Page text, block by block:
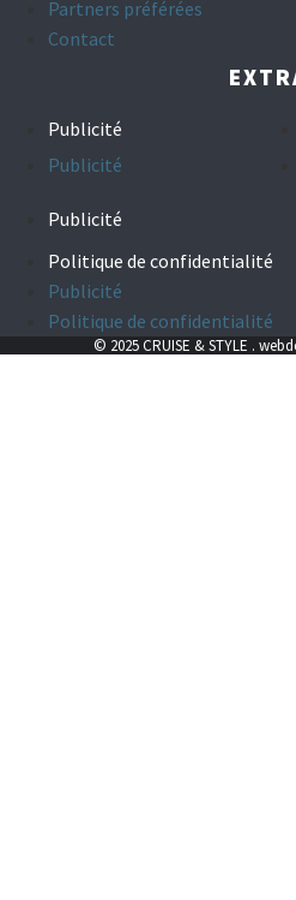
Partners préférées
Contact
Publicité
Publicité
Publicité
Politique de confidentialité
Publicité
Politique de confidentialité
© 2025 CRUISE & STYLE .